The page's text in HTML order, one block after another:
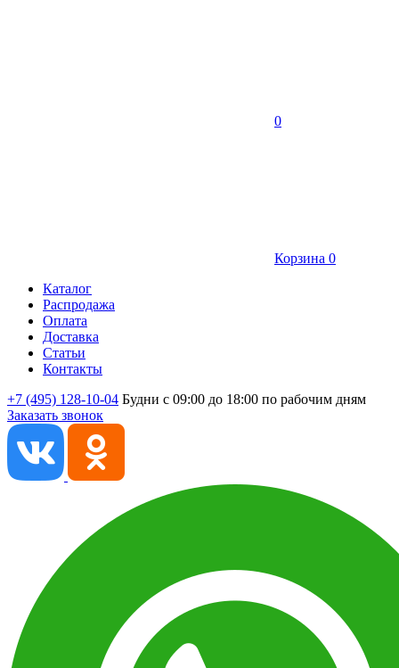
0
Корзина 0
Каталог
Распродажа
Оплата
Доставка
Статьи
Контакты
+7 (495) 128-10-04 Будни с 09:00 до 18:00 по рабочим дням
Заказать звонок